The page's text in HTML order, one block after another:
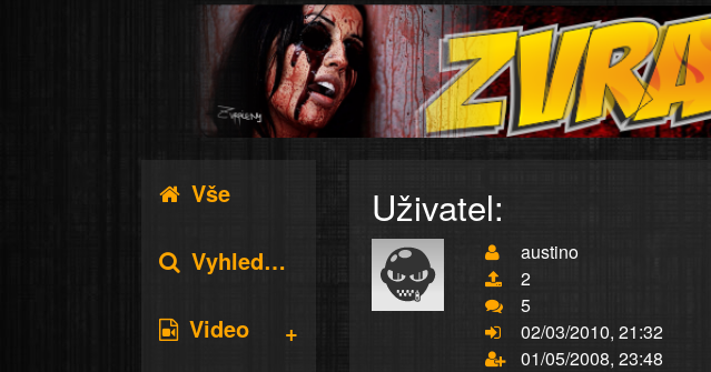
Vše
Vyhledávání
Video
Uživatel:
austino
2
5
02/03/2010, 21:32
01/05/2008, 23:48